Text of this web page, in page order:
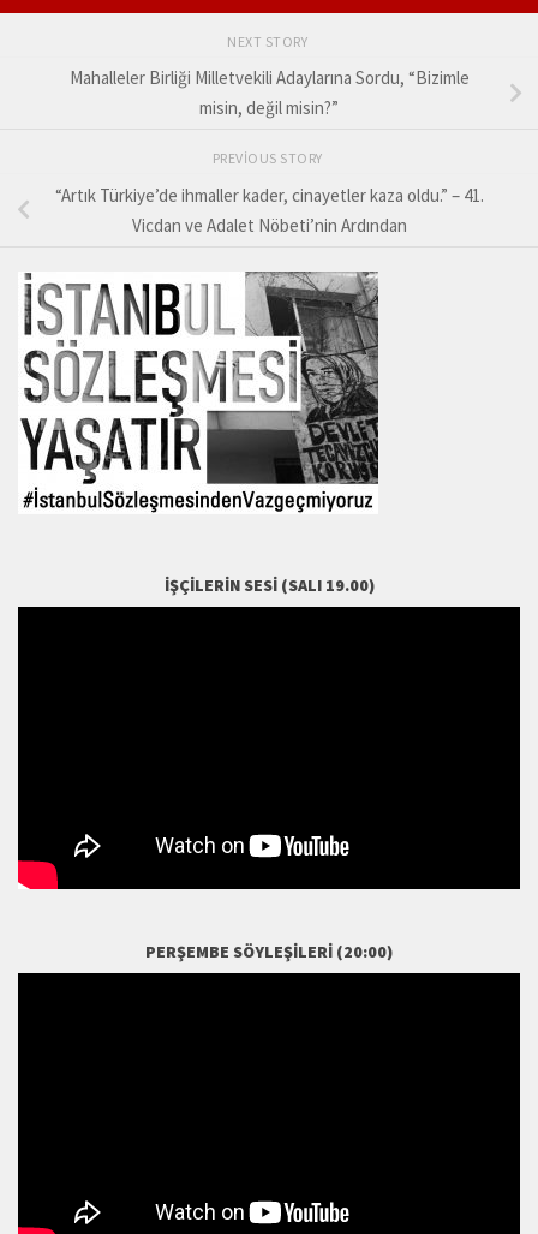
NEXT STORY
Mahalleler Birliği Milletvekili Adaylarına Sordu, “Bizimle
misin, değil misin?”
PREVIOUS STORY
“Artık Türkiye’de ihmaller kader, cinayetler kaza oldu.” – 41.
Vicdan ve Adalet Nöbeti’nin Ardından
İŞÇILERIN SESI (SALI 19.00)
PERŞEMBE SÖYLEŞILERI (20:00)